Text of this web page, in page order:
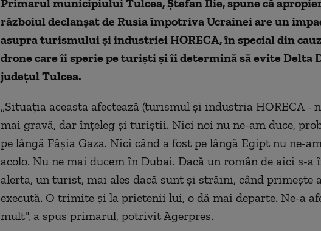
Primarul municipiului Tulcea, Ştefan Ilie, spune că
războiul declanşat de Rusia împotriva Ucrainei are un
asupra turismului şi industriei HORECA, în special din
drone care îi sperie pe turişti şi îi determină să evite Delta
judeţul Tulcea.
„Situaţia aceasta afectează (turismul şi industria HORECA -
mai gravă, dar înţeleg şi turiştii. Nici noi nu ne-am duce,
pe lângă Fâşia Gaza. Nici când a fost pe lângă Egipt nu ne-
acolo. Nu ne mai ducem în Dubai. Dacă un român de aici s-a
alerta, un turist, mai ales dacă sunt şi străini, când primeşte
execută. O trimite şi la prietenii lui, o dă mai departe. Ne-a
mult", a spus primarul, potrivit Agerpres.